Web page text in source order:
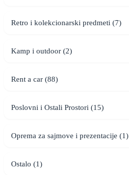
Retro i kolekcionarski predmeti (7)
Kamp i outdoor (2)
Rent a car (88)
Poslovni i Ostali Prostori (15)
Oprema za sajmove i prezentacije (1)
Ostalo (1)